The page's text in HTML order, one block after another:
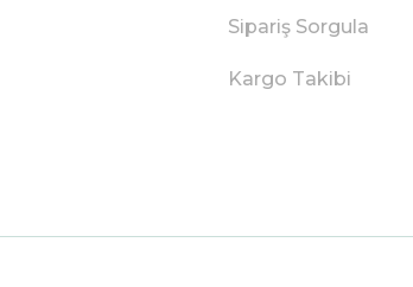
Sipariş Sorgula
Kargo Takibi